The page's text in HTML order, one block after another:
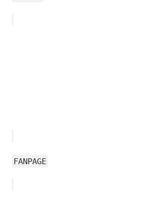
FANPAGE